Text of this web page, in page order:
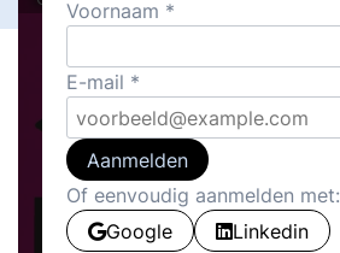
Voornaam
E-mail
Aanmelden
Of eenvoudig aanmelden met:
Google
Linkedin